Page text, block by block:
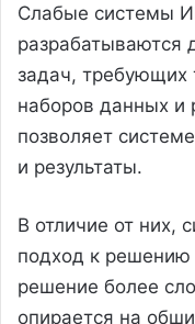
Слабые системы
разрабатываются
задач, требующих
наборов данных и
позволяет
и результаты.
В отличие от них,
подход к
решение более
опирается на